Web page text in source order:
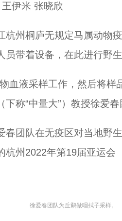
伊米 张晓欣
桐庐无规定马属动物疫
员带着设备，在此进行野
液采样工作，然后将样
下称“中量大”）教授徐爱
团队在无疫区对当地野生
杭州2022年第19届亚运会
徐爱春团队为丘鹬做咽拭子采样。